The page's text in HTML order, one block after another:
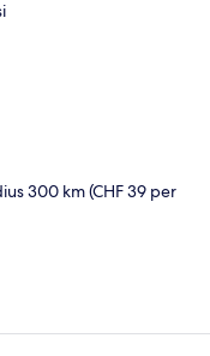
300 km (CHF 39 per